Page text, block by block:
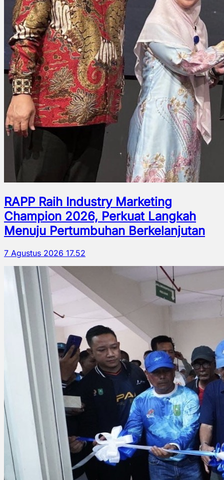
RAPP Raih Industry Marketing
Champion 2026, Perkuat Langkah
Menuju Pertumbuhan Berkelanjutan
7 Agustus 2026 17.52